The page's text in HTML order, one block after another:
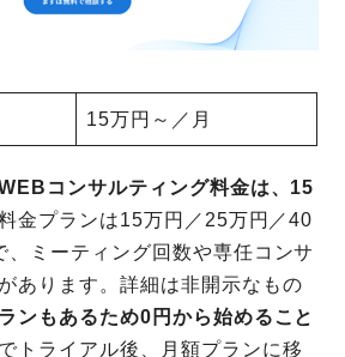
15万円～／月
コンサルティング料金は、15
金プランは15万円／25万円／40
、ミーティング回数や専任コンサ
あります。詳細は非開示なもの
ンもあるため0円から始めること
トライアル後、月額プランに移